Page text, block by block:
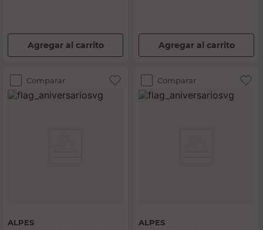
Agregar al carrito Agregar al carrito
Comparar
ALPES
Comparar
ALPES